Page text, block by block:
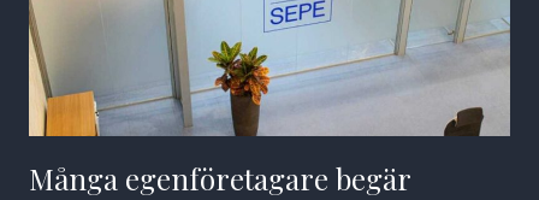
Många egenföretagare begär